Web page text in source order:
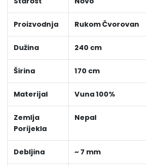
Proizvodnja Rukom Čvorovan
Dužina 240 cm
Širina 170 cm
Materijal Vuna 100%
Zemlja
Porijekla
Nepal
Debljina ~ 7 mm